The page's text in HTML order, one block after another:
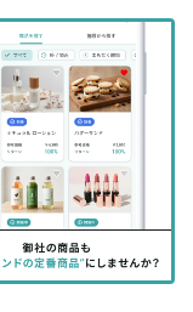
記
事
を
購
読
す
る
マ
ガ
登
録
す
る